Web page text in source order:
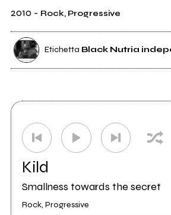
2010- Rock, Progressive
Etichetta Black Nutria
Kild
Smallness towards the secret
Rock, Progressive